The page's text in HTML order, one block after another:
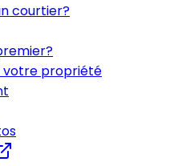
courtier?
votre propriété